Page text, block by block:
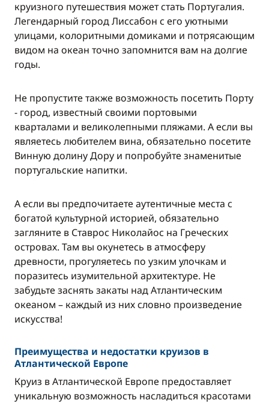
круизного путешествия может стать Португалия.
Легендарный город Лиссабон с его уютными
улицами, колоритными домиками и потрясающим
видом на океан точно запомнится вам на долгие
годы.
Не пропустите также возможность посетить Порту
- город, известный своими портовыми
кварталами и великолепными пляжами. А если вы
являетесь любителем вина, обязательно посетите
Винную долину Дору и попробуйте знаменитые
португальские напитки.
А если вы предпочитаете аутентичные места с
богатой культурной историей, обязательно
загляните в Ставрос Николайос на Греческих
островах. Там вы окунетесь в атмосферу
древности, прогуляетесь по узким улочкам и
поразитесь изумительной архитектуре. Не
забудьте заснять закаты над Атлантическим
океаном – каждый из них словно произведение
искусства!
Преимущества и недостатки круизов в
Атлантической Европе
Круиз в Атлантической Европе предоставляет
уникальную возможность насладиться красотами